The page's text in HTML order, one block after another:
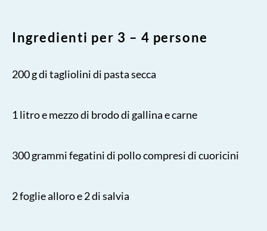
Ingredienti per 3 – 4 persone
200 g di tagliolini di pasta secca
1 litro e mezzo di brodo di gallina e carne
300 grammi fegatini di pollo compresi di cuoricini
2 foglie alloro e 2 di salvia